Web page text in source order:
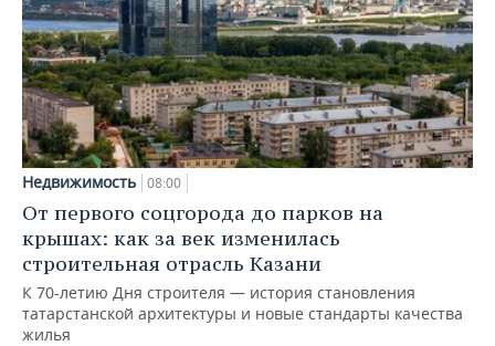
Недвижимость 08:00
От первого соцгорода до парков на
крышах: как за век изменилась
строительная отрасль Казани
К 70-летию Дня строителя — история становления
татарстанской архитектуры и новые стандарты качества
жилья